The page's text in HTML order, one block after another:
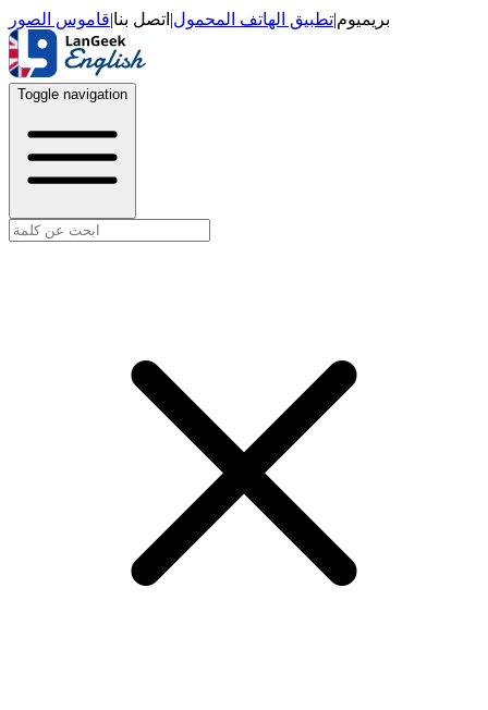
بريميوم|تطبيق الهاتف المحمول| اتصل بنا|قاموس الصور
Toggle navigation